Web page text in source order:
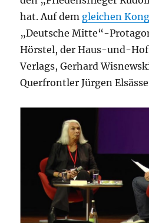
hat. Auf dem gleichen
„Deutsche Mitte“-
Hörstel, der Haus-und-
Verlags, Gerhard
Querfrontler Jürgen